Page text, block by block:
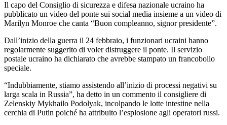
Il capo del Consiglio di sicurezza e difesa nazionale ucraino ha
pubblicato un video del ponte sui social media insieme a un video di
Marilyn Monroe che canta “Buon compleanno, signor presidente”.
Dall’inizio della guerra il 24 febbraio, i funzionari ucraini hanno
regolarmente suggerito di voler distruggere il ponte. Il servizio
postale ucraino ha dichiarato che avrebbe stampato un francobollo
speciale.
“Indubbiamente, stiamo assistendo all’inizio di processi negativi su
larga scala in Russia”, ha detto in un commento il consigliere di
Zelenskiy Mykhailo Podolyak, incolpando le lotte intestine nella
cerchia di Putin poiché ha attribuito l’esplosione agli operatori russi.